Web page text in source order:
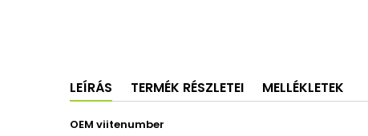
LEÍRÁS TERMÉK RÉSZLETEI MELLÉKLETEK
OEM viitenumber